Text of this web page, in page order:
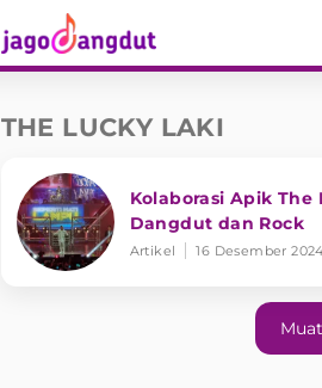
THE LUCKY LAKI
Kolaborasi Apik The
Dangdut dan Rock
Artikel 16 Desember 2024